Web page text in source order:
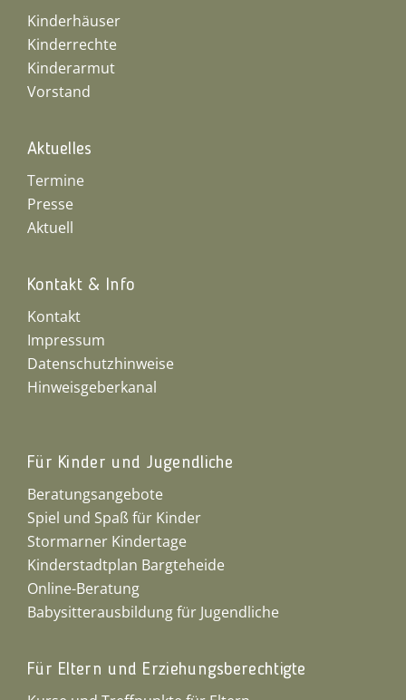
Kinderhäuser
Kinderrechte
Kinderarmut
Vorstand
Aktuelles
Termine
Presse
Aktuell
Kontakt & Info
Kontakt
Impressum
Datenschutzhinweise
Hinweisgeberkanal
Für Kinder und Jugendliche
Beratungsangebote
Spiel und Spaß für Kinder
Stormarner Kindertage
Kinderstadtplan Bargteheide
Online-Beratung
Babysitterausbildung für Jugendliche
Für Eltern und Erziehungsberechtigte